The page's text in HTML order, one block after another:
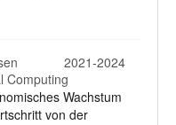
2021-2024
Computing
Wachstum
von der